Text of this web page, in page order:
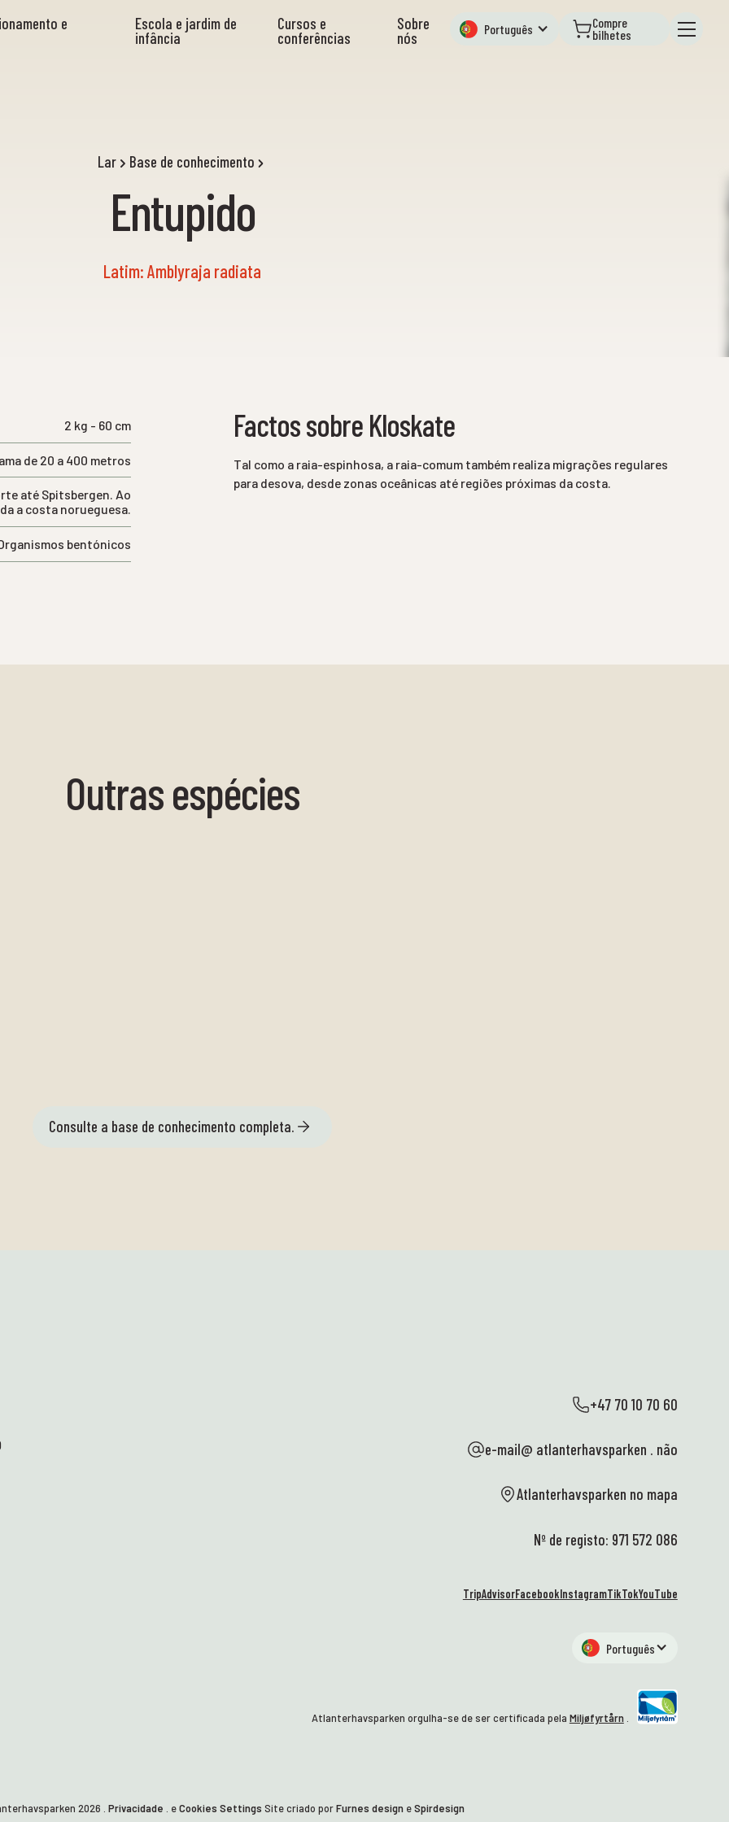
e Escola e jardim de
infância
Cursos e
conferências
Sobre
nós Português Compre
bilhetes
Lar Base de conhecimento
Entupido
Latim: Amblyraja radiata
2 kg - 60 cm
de 20 a 400 metros
até Spitsbergen. Ao
a costa norueguesa.
bentónicos
Factos sobre Kloskate
Tal como a raia-espinhosa, a raia-comum também realiza migrações regulares
para desova, desde zonas oceânicas até regiões próximas da costa.
Outras espécies
Consulte a base de conhecimento completa.
+47 70 10 70 60
e-mail@ atlanterhavsparken . não
Atlanterhavsparken no mapa
Nº de registo: 971 572 086
TripAdvisorFacebookInstagramTikTokYouTube
Português
Atlanterhavsparken orgulha-se de ser certificada pela Miljøfyrtårn.
2026 Privacidade . eCookies Settings Site criado porFurnes design eSpirdesign